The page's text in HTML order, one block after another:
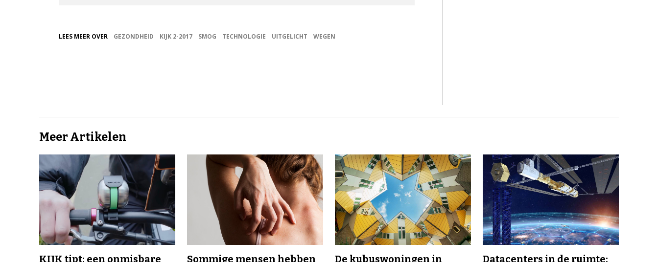
LEES MEER OVER GEZONDHEID KIJK 2-2017 SMOG TECHNOLOGIE UITGELICHT WEGEN
Meer Artikelen
KIJK tipt: een onmisbare
Sommige mensen hebben
De kubuswoningen in
Datacenters in de ruimte: